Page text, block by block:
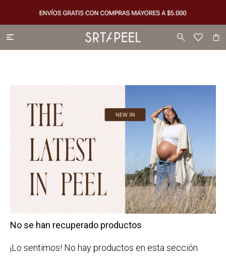

No se han recuperado productos
¡Lo sentimos! No hay productos en esta sección.